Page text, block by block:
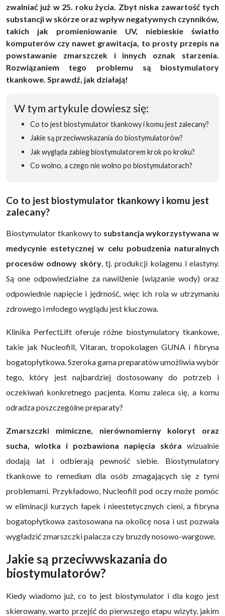
zwalniać już w 25. roku życia. Zbyt niska zawartość tych
substancji w skórze oraz wpływ negatywnych czynników,
takich jak promieniowanie UV, niebieskie światło
komputerów czy nawet grawitacja, to prosty przepis na
powstawanie zmarszczek i innych oznak starzenia.
Rozwiązaniem tego problemu są biostymulatory
tkankowe. Sprawdź, jak działają!
W tym artykule dowiesz się:
Co to jest biostymulator tkankowy i komu jest zalecany?
Jakie są przeciwwskazania do biostymulatorów?
Jak wygląda zabieg biostymulatorem krok po kroku?
Co wolno, a czego nie wolno po biostymulatorach?
Co to jest biostymulator tkankowy i komu jest
zalecany?
Biostymulator tkankowy to substancja wykorzystywana w
medycynie estetycznej w celu pobudzenia naturalnych
procesów odnowy skóry, tj. produkcji kolagenu i elastyny.
Są one odpowiedzialne za nawilżenie (wiązanie wody) oraz
odpowiednie napięcie i jędrność, więc ich rola w utrzymaniu
zdrowego i młodego wyglądu jest kluczowa.
Klinika PerfectLift oferuje różne biostymulatory tkankowe,
takie jak Nucleofill, Vitaran, tropokolagen GUNA i fibryna
bogatopłytkowa. Szeroka gama preparatów umożliwia wybór
tego, który jest najbardziej dostosowany do potrzeb i
oczekiwań konkretnego pacjenta. Komu zaleca się, a komu
odradza poszczególne preparaty?
Zmarszczki mimiczne, nierównomierny koloryt oraz
sucha, wiotka i pozbawiona napięcia skóra wizualnie
dodają lat i odbierają pewność siebie. Biostymulatory
tkankowe to remedium dla osób zmagających się z tymi
problemami. Przykładowo, Nucleofill pod oczy może pomóc
w eliminacji kurzych łapek i nieestetycznych cieni, a fibryna
bogatopłytkowa zastosowana na okolicę nosa i ust pozwala
wygładzić zmarszczki palacza czy bruzdy nosowo-wargowe.
Jakie są przeciwwskazania do
biostymulatorów?
Kiedy wiadomo już, co to jest biostymulator i dla kogo jest
skierowany, warto przejść do pierwszego etapu wizyty, jakim